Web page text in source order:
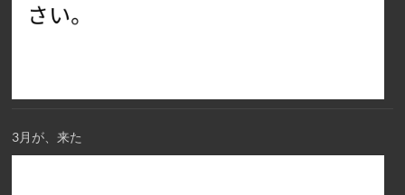
3月が、来た